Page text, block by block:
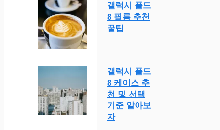
갤럭시 폴드
8 필름 추천
꿀팁
갤럭시 폴드
8 케이스 추
천 및 선택
기준 알아보
자